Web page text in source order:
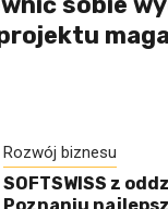
Rozwój biznesu
SOFTSWISS z